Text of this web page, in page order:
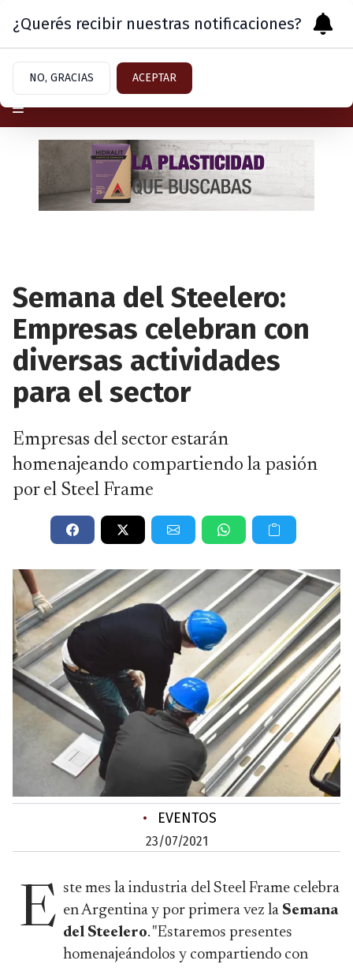
Miércoles 5 de
Semana del Steelero:
Empresas celebran con
diversas actividades
para el sector
Empresas del sector estarán
homenajeando compartiendo la pasión
por el Steel Frame
• EVENTOS
23/07/2021
E ste mes la industria del Steel Frame celebra
en Argentina y por primera vez la Semana
del Steelero. "Estaremos presentes
homenajeándolos y compartiendo con
¿Querés recibir nuestras notificaciones?
NO, GRACIAS ACEPTAR